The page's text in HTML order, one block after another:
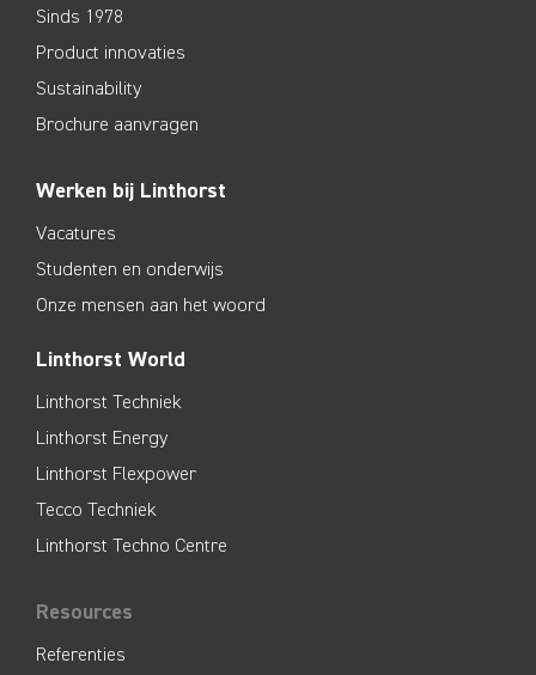
Sinds 1978
Product innovaties
Sustainability
Brochure aanvragen
Werken bij Linthorst
Vacatures
Studenten en onderwijs
Onze mensen aan het woord
Linthorst World
Linthorst Techniek
Linthorst Energy
Linthorst Flexpower
Tecco Techniek
Linthorst Techno Centre
Resources
Referenties